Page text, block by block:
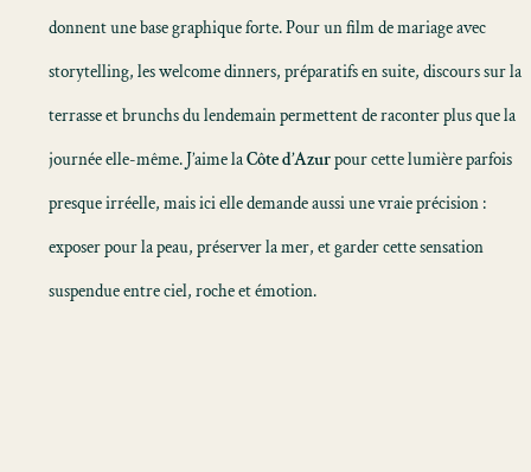
donnent une base graphique forte. Pour unfilm de mariage avec
storytelling, les welcome dinners, préparatifs en suite, discours sur la
terrasse et brunchs du lendemain permettent de raconter plus que la
journée elle-même. J’aime laCôte d’Azurpour cette lumière parfois
presque irréelle, mais ici elle demande aussi une vraie précision :
exposer pour la peau, préserver la mer, et garder cette sensation
suspendue entre ciel, roche et émotion.